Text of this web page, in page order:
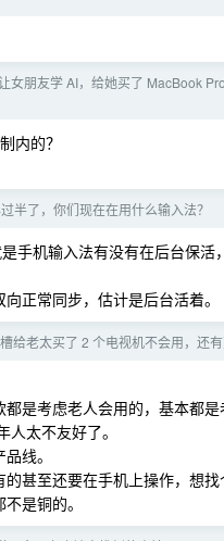
女朋友学 AI，给她买了 MacBook
内的？
半了，你们现在在用什么输入法？
手机输入法有没有在后台保
正常同步，估计是后台活着。
给老太买了 2 个电视机不会用，还有
是考虑老人会用的，基本都
太不友好了。
线。
甚至还要在手机上操作，想
是铜的。